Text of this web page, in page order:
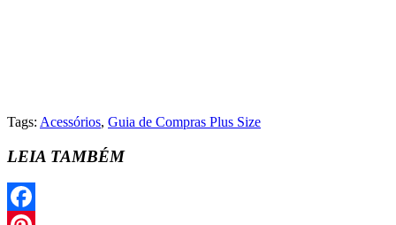
Tags: Acessórios, Guia de Compras Plus Size
LEIA TAMBÉM